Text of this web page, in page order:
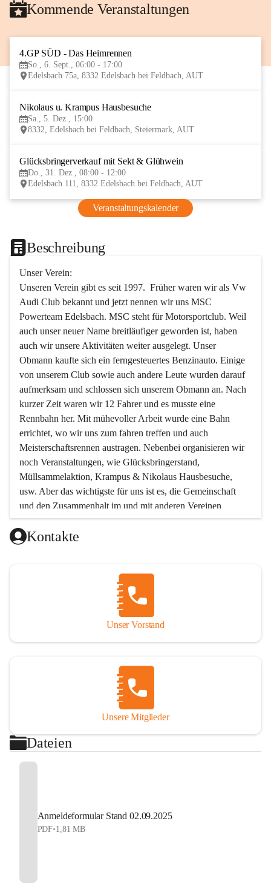
Kommende Veranstaltungen
4.GP SÜD - Das Heimrennen
So., 6. Sept., 06:00 - 17:00
Edelsbach 75a, 8332 Edelsbach bei Feldbach, AUT
Nikolaus u. Krampus Hausbesuche
Sa., 5. Dez., 15:00
8332, Edelsbach bei Feldbach, Steiermark, AUT
Glücksbringerverkauf mit Sekt & Glühwein
Do., 31. Dez., 08:00 - 12:00
Edelsbach 111, 8332 Edelsbach bei Feldbach, AUT
Veranstaltungskalender
Beschreibung
Unser Verein:
Unseren Verein gibt es seit 1997.  Früher waren wir als Vw
Audi Club bekannt und jetzt nennen wir uns MSC
Powerteam Edelsbach. MSC steht für Motorsportclub. Weil
auch unser neuer Name breitläufiger geworden ist, haben
auch wir unsere Aktivitäten weiter ausgelegt. Unser
Obmann kaufte sich ein ferngesteuertes Benzinauto. Einige
von unserem Club sowie auch andere Leute wurden darauf
aufmerksam und schlossen sich unserem Obmann an. Nach
kurzer Zeit waren wir 12 Fahrer und es musste eine
Rennbahn her. Mit mühevoller Arbeit wurde eine Bahn
errichtet, wo wir uns zum fahren treffen und auch
Meisterschaftsrennen austragen. Nebenbei organisieren wir
noch Veranstaltungen, wie Glücksbringerstand,
Müllsammelaktion, Krampus & Nikolaus Hausbesuche,
usw. Aber das wichtigste für uns ist es, die Gemeinschaft
und den Zusammenhalt im und mit anderen Vereinen
aufrecht zu erhalten!!! Möchtest Du uns kennen lernen, oder
unserem Verein beitreten wollen, so melde Dich bei uns !
Unterstützendes Mitglied Eur 12.-
Beinhaltet: Einladung zur Jahreshauptversammlung
Aktives Mitglied Jugend Eur 30.-
Jahreshauptversammlung und zu allen Aktivitäten
und Feiern, Mitarbeit bei den Veranstaltungen, uvm.
Aktives Mitglied Erwachsen Eur 40.-
Beinhaltet: Volles Mitglied, Einladung zur
Jahreshauptversammlung und zu allen Aktivitäten
und Feiern, Mitarbeit bei den Veranstaltungen, uvm.
Modellautobahn, Fahrerlizenz beim ÖFMAV,
Veranstaltungen, uvm.
Kontakte
Unser Vorstand
Unsere Mitglieder
Dateien
Anmeldeformular Stand 02.09.2025
PDF•1,81 MB